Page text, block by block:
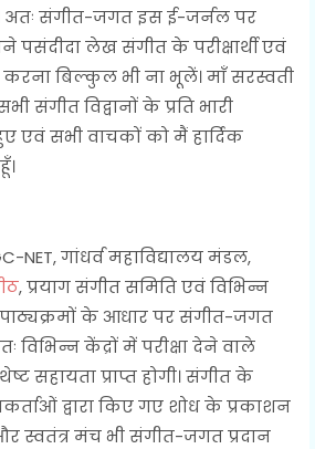
अतः संगीत-जगत इस ई-जर्नल पर
पसंदीदा लेख संगीत के परीक्षार्थी एवं
बिल्कुल भी ना भूलें। माँ सरस्वती
विद्वानों के प्रति भारी
एवं सभी वाचकों को मैं हार्दिक
महाविद्यालय मंडल,
, प्रयाग संगीत समिति एवं विभिन्न
पाठ्यक्रमों के आधार पर संगीत-जगत
विभिन्न केंद्रों में परीक्षा देने वाले
सहायता प्राप्त होगी। संगीत के
द्वारा किए गए शोध के प्रकाशन
स्वतंत्र मंच भी संगीत-जगत प्रदान